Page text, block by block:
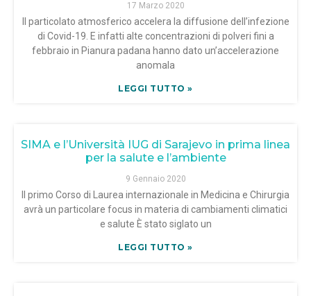
17 Marzo 2020
Il particolato atmosferico accelera la diffusione dell’infezione
di Covid-19. E infatti alte concentrazioni di polveri fini a
febbraio in Pianura padana hanno dato un’accelerazione
anomala
LEGGI TUTTO »
SIMA e l’Università IUG di Sarajevo in prima linea
per la salute e l’ambiente
9 Gennaio 2020
Il primo Corso di Laurea internazionale in Medicina e Chirurgia
avrà un particolare focus in materia di cambiamenti climatici
e salute È stato siglato un
LEGGI TUTTO »